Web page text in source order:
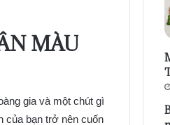
MÀU
gia và một chút gì
của bạn trở nên cuốn